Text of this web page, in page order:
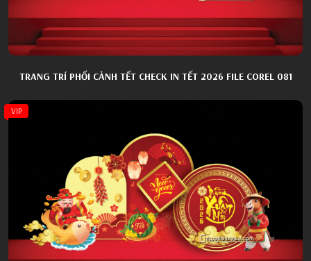
TRANG TRÍ PHỐI CẢNH TẾT CHECK IN TẾT 2026 FILE COREL 081
VIP